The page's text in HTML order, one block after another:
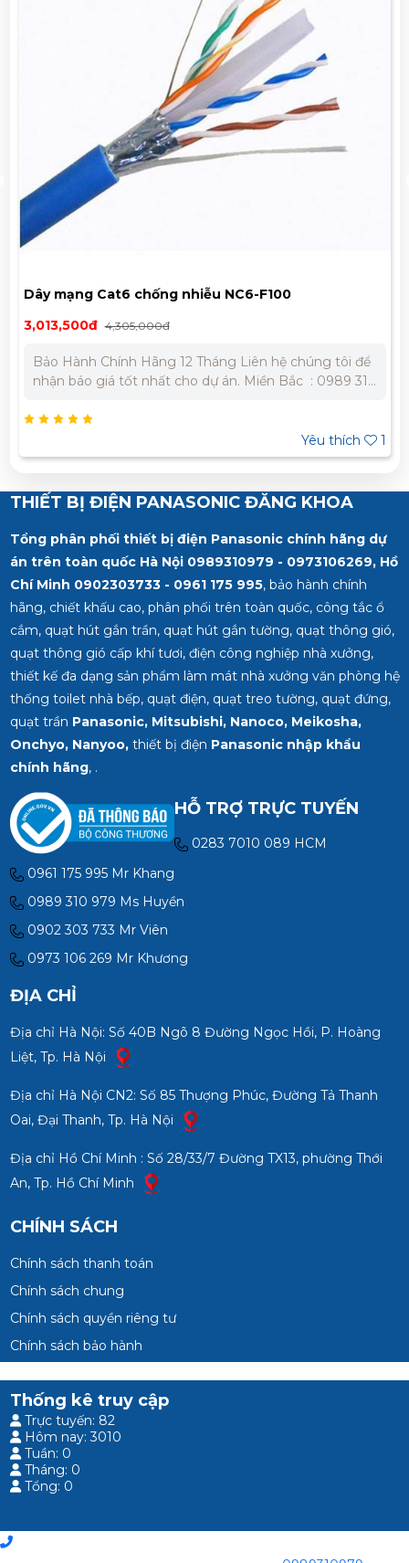
Dây mạng Cat6 chống nhiễu NC6-F100
3,013,500đ 4,305,000đ
Bảo Hành Chính Hãng 12 Tháng Liên hệ chúng tôi để
nhận báo giá tốt nhất cho dự án. Miền Bắc : 0989 310
332 980
Yêu thích
1
THIẾT BỊ ĐIỆN PANASONIC ĐĂNG KHOA
Tổng phân phối thiết bị điện Panasonic chính hãng dự
án trên toàn quốc Hà Nội 0989310979 - 0973106269, Hồ
Chí Minh 0902303733 - 0961 175 995, bảo hành chính
hãng, chiết khấu cao, phân phối trên toàn quốc, công tắc ổ
cắm, quạt hút gắn trần, quạt hút gắn tường, quạt thông gió,
quạt thông gió cấp khí tươi, điện công nghiệp nhà xưởng,
thiết kế đa dạng sản phẩm làm mát nhà xưởng văn phòng hệ
thống toilet nhà bếp, quạt điện, quạt treo tường, quạt đứng,
quạt trần Panasonic, Mitsubishi, Nanoco, Meikosha,
Onchyo, Nanyoo,thiết bị điện Panasonic nhập khẩu
chính hãng, .
HỖ TRỢ TRỰC TUYẾN
0283 7010 089 HCM
0961 175 995 Mr Khang
0989 310 979 Ms Huyền
0902 303 733 Mr Viên
0973 106 269 Mr Khương
ĐỊA CHỈ
Địa chỉ Hà Nội: Số 40B Ngõ 8 Đường Ngọc Hồi, P. Hoàng
Liệt, Tp. Hà Nội
Địa chỉ Hà Nội CN2: Số 85 Thượng Phúc, Đường Tả Thanh
Oai, Đại Thanh, Tp. Hà Nội
Địa chỉ Hồ Chí Minh : Số 28/33/7 Đường TX13, phường Thới
An, Tp. Hồ Chí Minh
CHÍNH SÁCH
Chính sách thanh toán
Chính sách chung
Chính sách quyền riêng tư
Chính sách bảo hành
Thống kê truy cập
Trực tuyến: 82
Hôm nay: 3010
Tuần: 0
Tháng: 0
Tổng: 0